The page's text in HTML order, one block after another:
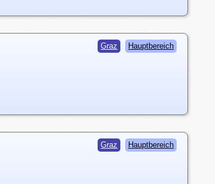
Graz Hauptbereich
Graz Hauptbereich